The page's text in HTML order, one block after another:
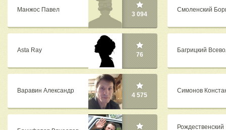
Манжос Павел
3 094
Asta Ray
76
Варавин Александр
4 575
Смоленский
Багрицкий
Симонов
Рождественский